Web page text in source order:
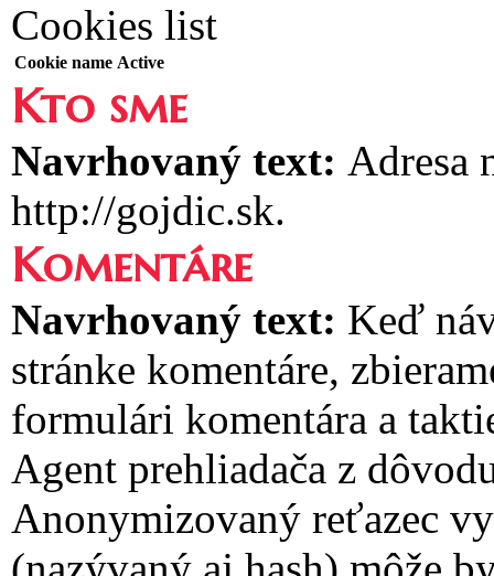
Cookies list
Cookie name Active
Kto sme
Navrhovaný text: Adresa
http://gojdic.sk.
Komentáre
Navrhovaný text: Keď
stránke komentáre,
formulári komentára a
Agent prehliadača z
Anonymizovaný reťazec